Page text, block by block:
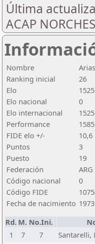
Última
ACAP
Nombre
Ranking inicial
26
Elo
1525
Elo nacional
0
Elo internacional
1525
Performance
1585
FIDE elo +/-
10,6
Puntos
3
Puesto
19
Federación
ARG
Código nacional
0
Código FIDE
Fecha de nacimiento 1973
Rd. M. No.Ini.
1
7 7 Santarelli,